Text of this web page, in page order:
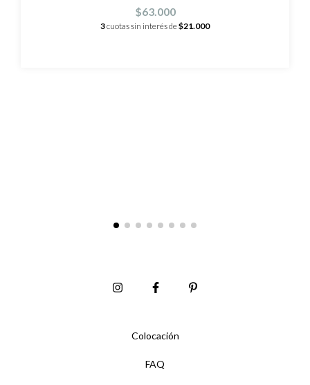
$63.000
3cuotas sin interés de$21.000
Colocación
FAQ